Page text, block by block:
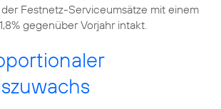
Festnetz-Serviceumsätze mit einem
gegenüber Vorjahr intakt.